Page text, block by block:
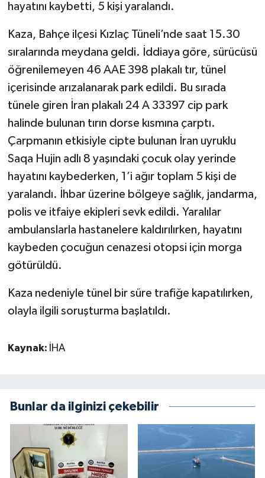
hayatını kaybetti, 5 kişi yaralandı.
Kaza, Bahçe ilçesi Kızlaç Tüneli’nde saat 15.30
sıralarında meydana geldi. İddiaya göre, sürücüsü
öğrenilemeyen 46 AAE 398 plakalı tır, tünel
içerisinde arızalanarak park edildi. Bu sırada
tünele giren İran plakalı 24 A 33397 cip park
halinde bulunan tırın dorse kısmına çarptı.
Çarpmanın etkisiyle cipte bulunan İran uyruklu
Saqa Hujin adlı 8 yaşındaki çocuk olay yerinde
hayatını kaybederken, 1’i ağır toplam 5 kişi de
yaralandı. İhbar üzerine bölgeye sağlık, jandarma,
polis ve itfaiye ekipleri sevk edildi. Yaralılar
ambulanslarla hastanelere kaldırılırken, hayatını
kaybeden çocuğun cenazesi otopsi için morga
götürüldü.
Kaza nedeniyle tünel bir süre trafiğe kapatılırken,
olayla ilgili soruşturma başlatıldı.
Kaynak: İHA
Bunlar da ilginizi çekebilir